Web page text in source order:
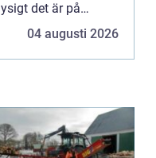
det är på
04 augusti 2026